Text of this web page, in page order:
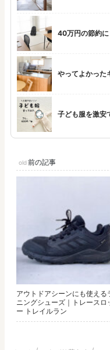
40万円の節約
やってよかった
子ども服を激安
前の記事
アウトドアシーンにも使える
ニングシューズ｜トレースロ
ー トレイルラン